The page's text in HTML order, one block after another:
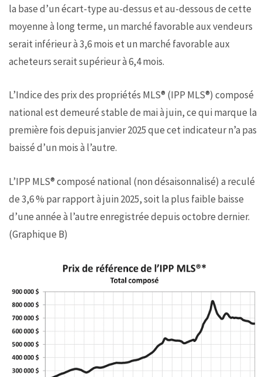
la base d’un écart-type au-dessus et au-dessous de cette
moyenne à long terme, un marché favorable aux vendeurs
serait inférieur à 3,6 mois et un marché favorable aux
acheteurs serait supérieur à 6,4 mois.
L’Indice des prix des propriétés MLS® (IPP MLS®) composé
national est demeuré stable de mai à juin, ce qui marque la
première fois depuis janvier 2025 que cet indicateur n’a pas
baissé d’un mois à l’autre.
L’IPP MLS® composé national (non désaisonnalisé) a reculé
de 3,6 % par rapport à juin 2025, soit la plus faible baisse
d’une année à l’autre enregistrée depuis octobre dernier.
(Graphique B)